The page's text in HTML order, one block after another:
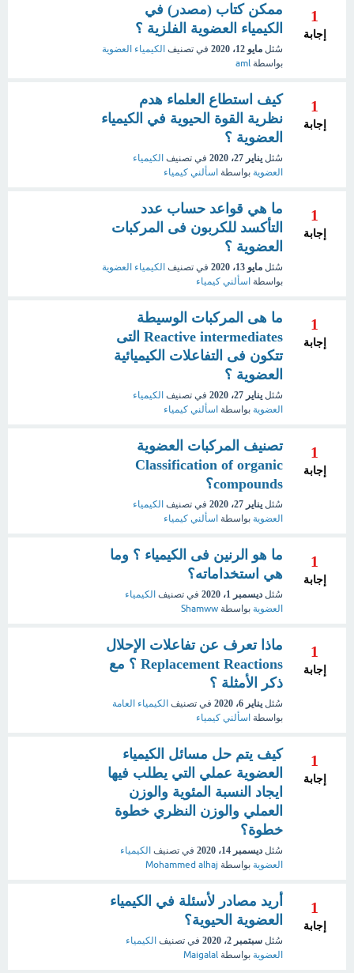
1
إجابة
ممكن كتاب (مصدر) في
الكيمياء العضوية الفلزية ؟
سُئل مايو 12، 2020 في تصنيف الكيمياء العضوية
بواسطة aml
1
إجابة
كيف استطاع العلماء هدم
نظرية القوة الحيوية في الكيمياء
العضوية ؟
سُئل يناير 27، 2020 في تصنيف الكيمياء
العضوية بواسطة اسألني كيمياء
1
إجابة
ما هي قواعد حساب عدد
التأكسد للكربون فى المركبات
العضوية ؟
سُئل مايو 13، 2020 في تصنيف الكيمياء العضوية
بواسطة اسألني كيمياء
1
إجابة
ما هى المركبات الوسيطة
Reactive intermediates التى
تتكون فى التفاعلات الكيميائية
العضوية ؟
سُئل يناير 27، 2020 في تصنيف الكيمياء
العضوية بواسطة اسألني كيمياء
1
إجابة
تصنيف المركبات العضوية
Classification of organic
compounds؟
سُئل يناير 27، 2020 في تصنيف الكيمياء
العضوية بواسطة اسألني كيمياء
1
إجابة
ما هو الرنين فى الكيمياء ؟ وما
هي استخداماته؟
سُئل ديسمبر 1، 2020 في تصنيف الكيمياء
العضوية بواسطة Shamww
1
إجابة
ماذا تعرف عن تفاعلات الإحلال
Replacement Reactions ؟ مع
ذكر الأمثلة ؟
سُئل يناير 6، 2020 في تصنيف الكيمياء العامة
بواسطة اسألني كيمياء
1
إجابة
كيف يتم حل مسائل الكيمياء
العضوية عملي التي يطلب فيها
ايجاد النسبة المئوية والوزن
العملي والوزن النظري خطوة
خطوة؟
سُئل ديسمبر 14، 2020 في تصنيف الكيمياء
العضوية بواسطة Mohammed alhaj
1
إجابة
أريد مصادر لأسئلة في الكيمياء
العضوية الحيوية؟
سُئل سبتمبر 2، 2020 في تصنيف الكيمياء
العضوية بواسطة Maigalal